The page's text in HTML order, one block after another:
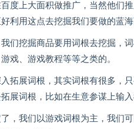
度上大面积做推广，当然他们
利用这点去挖掘我们要做的蓝海
们挖掘商品要用词根去挖掘，
戏、游戏教程等等之类的。
拓展词根，其实词根有很多，
展词根，比如在生意参谋上输
，我们以游戏词根为主，我们